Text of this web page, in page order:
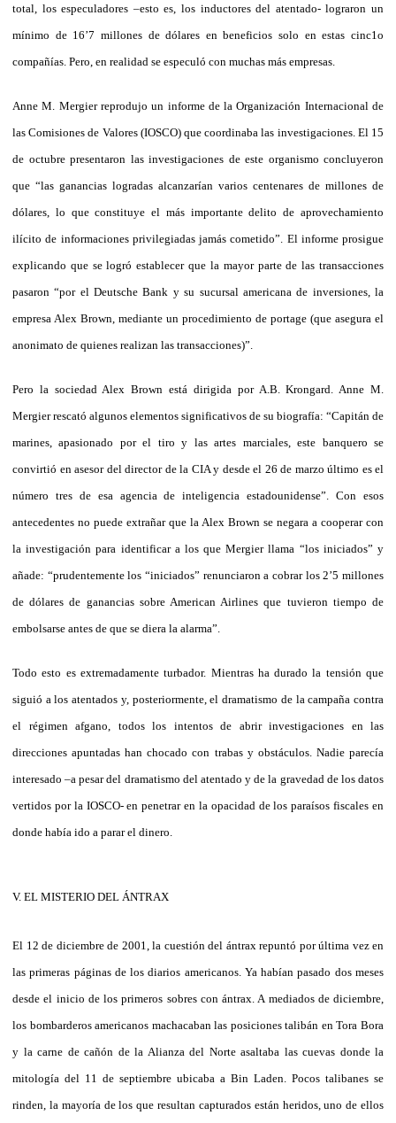
total, los especuladores –esto es, los inductores del atentado- lograron un
mínimo de 16’7 millones de dólares en beneficios solo en estas cinc1o
compañías. Pero, en realidad se especuló con muchas más empresas.
Anne M. Mergier reprodujo un informe de la Organización Internacional de
las Comisiones de Valores (IOSCO) que coordinaba las investigaciones. El 15
de octubre presentaron las investigaciones de este organismo concluyeron
que “las ganancias logradas alcanzarían varios centenares de millones de
dólares, lo que constituye el más importante delito de aprovechamiento
ilícito de informaciones privilegiadas jamás cometido”. El informe prosigue
explicando que se logró establecer que la mayor parte de las transacciones
pasaron “por el Deutsche Bank y su sucursal americana de inversiones, la
empresa Alex Brown, mediante un procedimiento de portage (que asegura el
anonimato de quienes realizan las transacciones)”.
Pero la sociedad Alex Brown está dirigida por A.B. Krongard. Anne M.
Mergier rescató algunos elementos significativos de su biografía: “Capitán de
marines, apasionado por el tiro y las artes marciales, este banquero se
convirtió en asesor del director de la CIA y desde el 26 de marzo último es el
número tres de esa agencia de inteligencia estadounidense”. Con esos
antecedentes no puede extrañar que la Alex Brown se negara a cooperar con
la investigación para identificar a los que Mergier llama “los iniciados” y
añade: “prudentemente los “iniciados” renunciaron a cobrar los 2’5 millones
de dólares de ganancias sobre American Airlines que tuvieron tiempo de
embolsarse antes de que se diera la alarma”.
Todo esto es extremadamente turbador. Mientras ha durado la tensión que
siguió a los atentados y, posteriormente, el dramatismo de la campaña contra
el régimen afgano, todos los intentos de abrir investigaciones en las
direcciones apuntadas han chocado con trabas y obstáculos. Nadie parecía
interesado –a pesar del dramatismo del atentado y de la gravedad de los datos
vertidos por la IOSCO- en penetrar en la opacidad de los paraísos fiscales en
donde había ido a parar el dinero.
V. EL MISTERIO DEL ÁNTRAX
El 12 de diciembre de 2001, la cuestión del ántrax repuntó por última vez en
las primeras páginas de los diarios americanos. Ya habían pasado dos meses
desde el inicio de los primeros sobres con ántrax. A mediados de diciembre,
los bombarderos americanos machacaban las posiciones talibán en Tora Bora
y la carne de cañón de la Alianza del Norte asaltaba las cuevas donde la
mitología del 11 de septiembre ubicaba a Bin Laden. Pocos talibanes se
rinden, la mayoría de los que resultan capturados están heridos, uno de ellos